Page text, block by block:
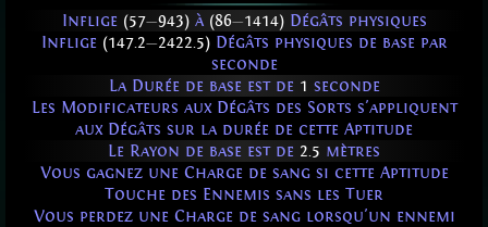
Inflige (57—943)à (86—1414)Dégâts physiques
Inflige (147.2—2422.5)Dégâts physiques de base par
seconde
La Durée de base est de 1 seconde
Les Modificateurs aux Dégâts des Sorts s'appliquent
aux Dégâts sur la durée de cette Aptitude
Le Rayon de base est de 2.5 mètres
Vous gagnez une Charge de sang si cette Aptitude
Touche des Ennemis sans les Tuer
Vous perdez une Charge de sang lorsqu'un ennemi